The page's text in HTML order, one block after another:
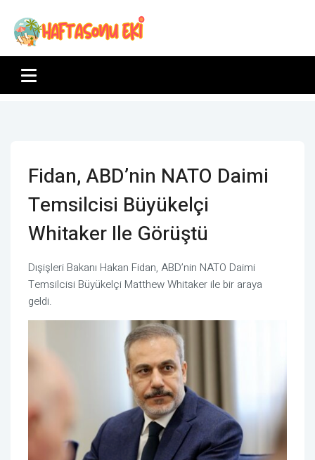
Fidan, ABD’nin NATO Daimi
Temsilcisi Büyükelçi
Whitaker Ile Görüştü
Dışişleri Bakanı Hakan Fidan, ABD’nin NATO Daimi
Temsilcisi Büyükelçi Matthew Whitaker ile bir araya
geldi.